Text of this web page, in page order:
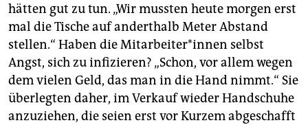
hätten gut zu tun. „Wir mussten heute morgen erst
mal die Tische auf anderthalb Meter Abstand
stellen.“ Haben die Mitarbeiter*innen selbst
Angst, sich zu infizieren? „Schon, vor allem wegen
dem vielen Geld, das man in die Hand nimmt.“ Sie
überlegten daher, im Verkauf wieder Handschuhe
anzuziehen, die seien erst vor Kurzem abgeschafft